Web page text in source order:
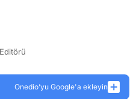
Onedio’yu Google'a ekleyin